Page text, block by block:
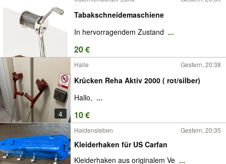
Tabakschneidemaschiene
In hervorragendem Zustand ...
20 €
4
Halle Gestern, 20:38
Krücken Reha Aktiv 2000 ( rot/silber)
Hallo, ...
10 €
Haldensleben Gestern, 20:35
Kleiderhaken für US Carfan
Kleiderhaken aus originalem Ve ...